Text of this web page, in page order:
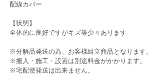
配線カバー
【状態】
全体的に良好ですがキズ等少々あります
※分解品発送の為、お客様組立商品となります。
※搬入・施工・設置は別途料金がかかります。
※宅配便発送は出来ません。